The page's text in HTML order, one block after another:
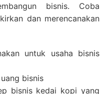
bisnis. Coba
dan merencanakan
untuk usaha bisnis
bisnis
bisnis kedai kopi yang